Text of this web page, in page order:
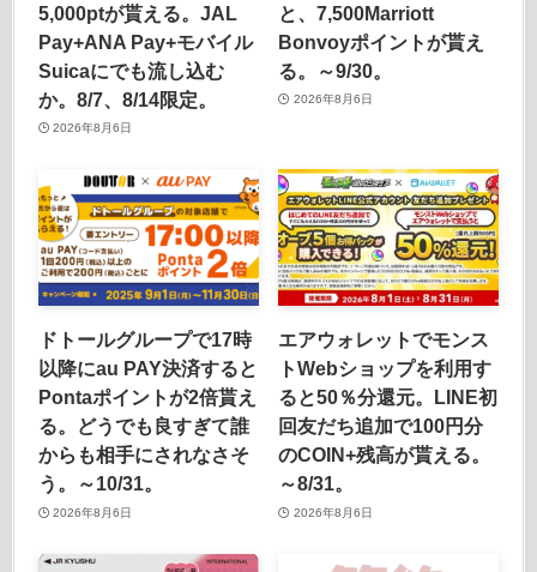
5,000ptが貰える。JAL
Pay+ANA Pay+モバイル
Suicaにでも流し込む
か。8/7、8/14限定。
2026年8月6日
と、7,500Marriott
Bonvoyポイントが貰え
る。～9/30。
2026年8月6日
ドトールグループで17時
以降にau PAY決済すると
Pontaポイントが2倍貰え
る。どうでも良すぎて誰
からも相手にされなさそ
う。～10/31。
2026年8月6日
エアウォレットでモンス
トWebショップを利用す
ると50％分還元。LINE初
回友だち追加で100円分
のCOIN+残高が貰える。
～8/31。
2026年8月6日